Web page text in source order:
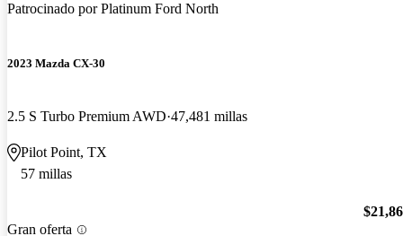
Patrocinado porPlatinum Ford North
2023 Mazda CX-30
2.5 S Turbo Premium AWD 47,481 millas
Pilot Point, TX
57 millas
Gran oferta